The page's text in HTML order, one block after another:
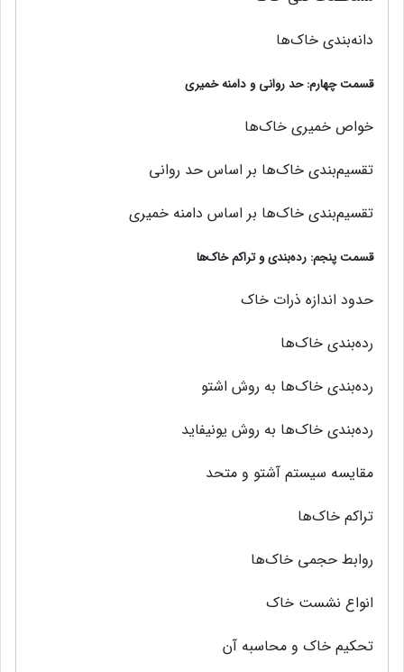
دانه‌بندی خاک‌ها
قسمت چهارم: حد روانی و دامنه خمیری
خواص خميري خاک‌ها
تقسيم‌بندي خاک‌ها بر اساس حد رواني
تقسيم‌بندي خاک‌ها بر اساس دامنه خميري
قسمت پنجم: رده‌بندی و تراکم خاک‌ها
حدود اندازه ذرات خاک
رده‌بندی خاک‌ها
رده‌بندی خاک‌ها به روش اشتو
رده‌بندی خاک‌ها به روش يونيفايد
مقایسه سیستم آشتو و متحد
تراكم خاک‌ها
روابط حجمی خاک‌ها
انواع نشست خاک
تحکیم خاک و محاسبه آن